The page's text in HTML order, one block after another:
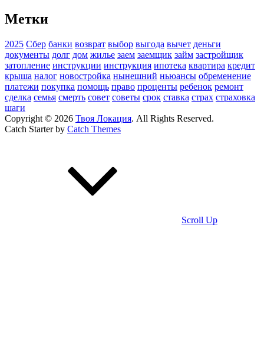
Метки
2025 Сбер банки возврат выбор выгода вычет деньги
документы долг дом жилье заем заемщик займ застройщик
затопление инструкции инструкция ипотека квартира кредит
крыша налог новостройка нынешний ньюансы обременение
платежи покупка помощь право проценты ребенок ремонт
сделка семья смерть совет советы срок ставка страх страховка
шаги
Copyright © 2026 Твоя Локация. All Rights Reserved.
Catch Starter by Catch Themes
Scroll Up